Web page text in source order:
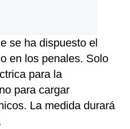
se ha dispuesto el
en los penales. Solo
para la
para cargar
La medida durará